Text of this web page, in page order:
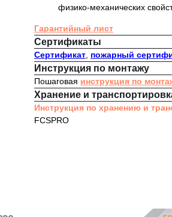
физико-механических
Гарантийный лист
Сертификаты
Сертификат пожарный
Инструкция по монтажу
Пошаговая инструкция по
Хранение и
Инструкция по хранению и
FCSPRO